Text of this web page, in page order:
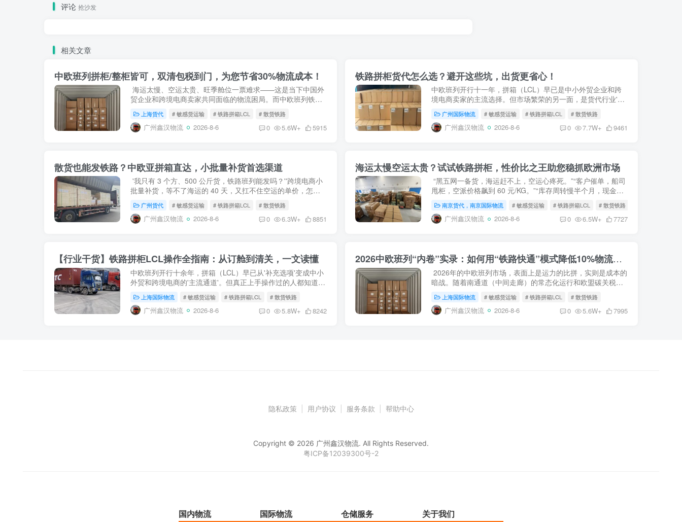
评论 抢沙发
相关文章
中欧班列拼柜/整柜皆可，双清包税到门，为您节省30%物流成本！
海运太慢、空运太贵、旺季舱位一票难求——这是当下中国外
贸企业和跨境电商卖家共同面临的物流困局。而中欧班列铁路
拼柜（LCL）+ 双清包税DDP到门服务的成熟，正在为 0.5 方
到上百方的货物提...
上海货代 # 敏感货运输 # 铁路拼箱LCL # 散货铁路
广州鑫汉物流 2026-8-6 0 5.6W+ 5915
铁路拼柜货代怎么选？避开这些坑，出货更省心！
中欧班列开行十一年，拼箱（LCL）早已是中小外贸企业和跨
境电商卖家的主流选择。但市场繁荣的另一面，是货代行业'白
牌丛生'——低价揽货、灰色清关、临时加价、甩柜延误，每年
都有外贸老板栽在'...
广州国际物流 # 敏感货运输 # 铁路拼箱LCL # 散货铁路
广州鑫汉物流 2026-8-6 0 7.7W+ 9461
散货也能发铁路？中欧亚拼箱直达，小批量补货首选渠道
'我只有 3 个方、500 公斤货，铁路班列能发吗？''跨境电商小
批量补货，等不了海运的 40 天，又扛不住空运的单价，怎么
办？''样品单、试单、亚马逊 FBA 小批量补货——铁路拼箱是
不是智商税？'...
广州货代 # 敏感货运输 # 铁路拼箱LCL # 散货铁路
广州鑫汉物流 2026-8-6 0 6.3W+ 8851
海运太慢空运太贵？试试铁路拼柜，性价比之王助您稳抓欧洲市场
“黑五网一备货，海运赶不上，空运心疼死。”“客户催单，船司
甩柜，空派价格飙到 60 元/KG。”“库存周转慢半个月，现金流
直接断了。”这是 2026 年无数外贸老板和跨境电商卖家面对的
现实困...
南京货代，南京国际物流 # 敏感货运输 # 铁路拼箱LCL # 散货铁路
广州鑫汉物流 2026-8-6 0 6.5W+ 7727
【行业干货】铁路拼柜LCL操作全指南：从订舱到清关，一文读懂
中欧班列开行十余年，拼箱（LCL）早已从'补充选项'变成中小
外贸和跨境电商的'主流通道'。但真正上手操作过的人都知道
目的港拆箱分拨...
上海国际物流 # 敏感货运输 # 铁路拼箱LCL # 散货铁路
广州鑫汉物流 2026-8-6 0 5.8W+ 8242
2026中欧班列“内卷”实录：如何用“铁路快通”模式降低10%物流成本？
2026年的中欧班列市场，表面上是运力的比拼，实则是成本的
暗战。随着南通道（中间走廊）的常态化运行和欧盟碳关税
在这场残酷的“内卷”...
上海国际物流 # 敏感货运输 # 铁路拼箱LCL # 散货铁路
广州鑫汉物流 2026-8-6 0 5.6W+ 7995
隐私政策 用户协议 服务条款 帮助中心
Copyright © 2026 广州鑫汉物流. All Rights Reserved.
粤ICP备12039300号-2
国内物流 国际物流 仓储服务 关于我们